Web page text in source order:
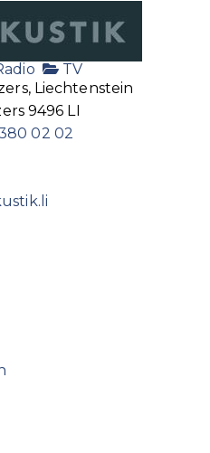
TV
Liechtenstein
9496 LI
02 02